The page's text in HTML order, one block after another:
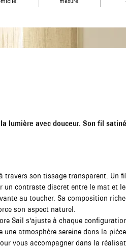
lumière avec douceur. Son fil
travers son tissage transparent. Un fil
contraste discret entre le mat et
au toucher. Sa composition
son aspect naturel.
Sail s'ajuste à chaque
atmosphère sereine dans la
vous accompagner dans la